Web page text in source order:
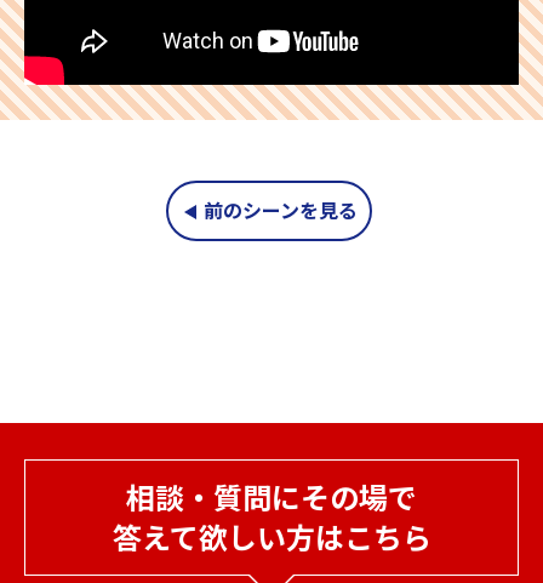
前のシーンを見る
相談・質問にその場で
答えて欲しい方はこちら